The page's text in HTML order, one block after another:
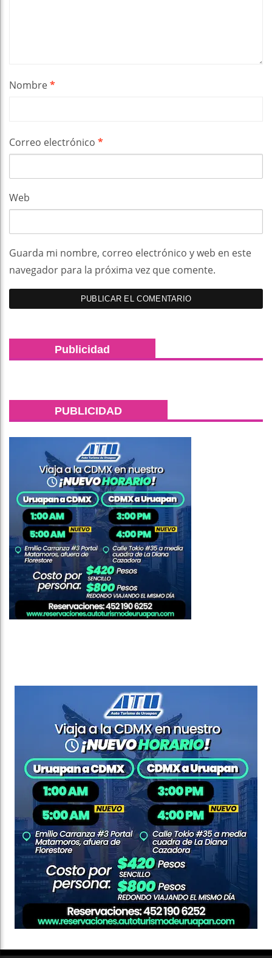
Nombre*
Correo electrónico *
Web
Guarda mi nombre, correo electrónico y web en este
navegador para la próxima vez que comente.
Publicidad
PUBLICIDAD